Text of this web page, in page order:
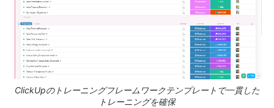
ClickUpのトレーニングフレームワークテンプレートで一貫した
トレーニングを確保